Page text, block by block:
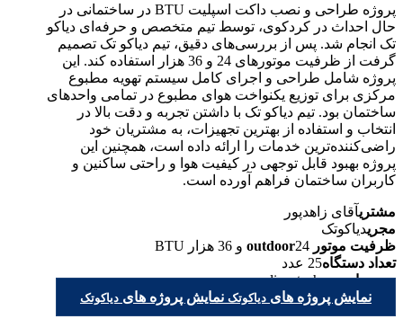
پروژه طراحی و نصب داکت اسپلیت BTU در ساختمانی در
حال احداث در کردکوی، توسط تیم متخصص و حرفه‌ای دیاکو
تک انجام شد. پس از بررسی‌های دقیق، تیم دیاکو تک تصمیم
گرفت از ظرفیت موتورهای 24 و 36 هزار استفاده کند. این
پروژه شامل طراحی و اجرای کامل سیستم تهویه مطبوع
مرکزی برای توزیع یکنواخت هوای مطبوع در تمامی واحدهای
ساختمان بود. تیم دیاکو تک با داشتن تجربه و دقت بالا در
انتخاب و استفاده از بهترین تجهیزات، به مشتریان خود
راضی‌کننده‌ترین خدمات را ارائه داده است، همچنین این
پروژه بهبود قابل توجهی در کیفیت هوا و راحتی ساکنین و
کاربران ساختمان فراهم آورده است.
مشتریآقای زاهدپور
مجریدیاکوتک
ظرفیت موتور outdoor 24 و 36 هزار BTU
تعداد دستگاه25 عدد
وب سایتdiacotech.co
نمایش پروژه های دیاکوتک نمایش پروژه های دیاکوتک